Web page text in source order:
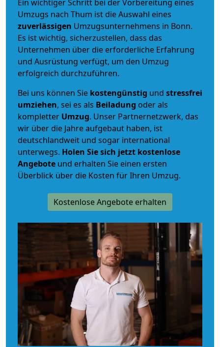
Ein wichtiger Schritt bei der Vorbereitung eines
Umzugs nach Thum ist die Auswahl eines
zuverlässigen Umzugsunternehmens in Bonn.
Es ist wichtig, sicherzustellen, dass das
Unternehmen über die erforderliche Erfahrung
und Ausrüstung verfügt, um den Umzug
erfolgreich durchzuführen.
Bei uns können Sie kostengünstig und stressfrei
umziehen, sei es als Beiladung oder als
kompletter Umzug. Unser Partnernetzwerk, das
wir über die Jahre aufgebaut haben, ist
deutschlandweit und sogar international
unterwegs. Holen Sie sich jetzt kostenlose
Angebote und erhalten Sie einen ersten
Überblick über die Kosten für Ihren Umzug.
Kostenlose Angebote erhalten